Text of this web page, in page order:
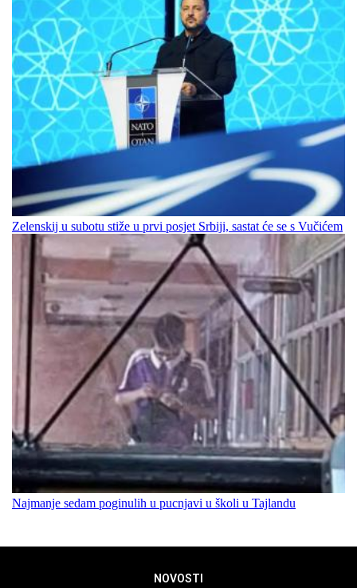
Zelenskij u subotu stiže u prvi posjet Srbiji, sastat će se s Vučićem
Najmanje sedam poginulih u pucnjavi u školi u Tajlandu
NOVOSTI